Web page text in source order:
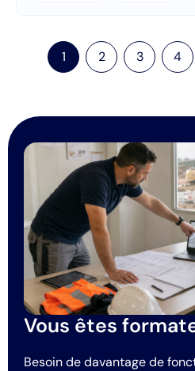
1 2 3 4
Vous êtes
Besoin de davantage de